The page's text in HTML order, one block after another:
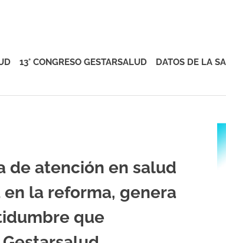
13° CONGRESO GESTARSALUD DATOS DE LA
de atención en salud
la reforma, genera
que